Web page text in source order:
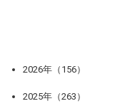
2026年（156）
2025年（263）